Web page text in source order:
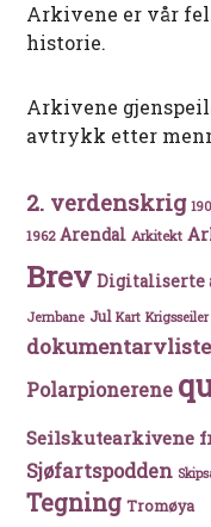
Arkivene er vår
historie.
Arkivene
avtrykk etter
2. verdenskrig
1962 Arendal Arkitekt
Brev Digitaliserte
Jernbane Jul Kart Krigsseiler
dokumentarvliste
Polarpionerene
Seilskutearkivene
Sjøfartspodden
Tegning Tromøya